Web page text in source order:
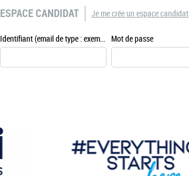
ESPACE CANDIDAT
Identifiant (email de type : exemple@exemple.fr) Mot de passe
Je me crée un espace candidat